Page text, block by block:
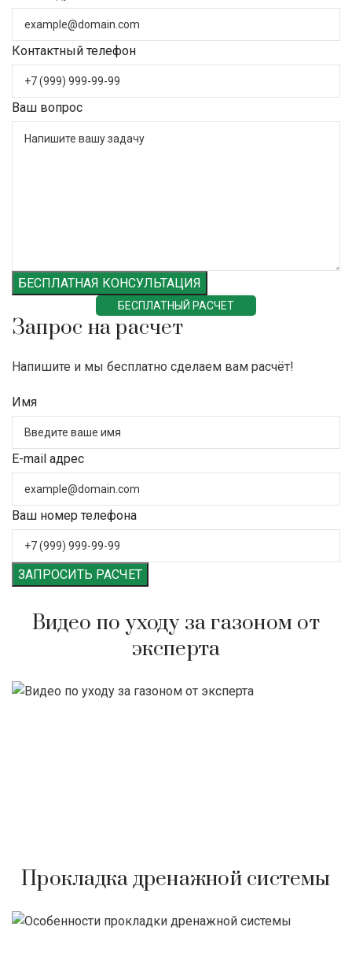
Контактный телефон
Ваш вопрос
БЕСПЛАТНАЯ КОНСУЛЬТАЦИЯ
БЕСПЛАТНЫЙ РАСЧЕТ
Запрос на расчет
Напишите и мы бесплатно сделаем вам расчёт!
Имя
E-mail адрес
Ваш номер телефона
ЗАПРОСИТЬ РАСЧЕТ
Видео по уходу за газоном от
эксперта
Прокладка дренажной системы